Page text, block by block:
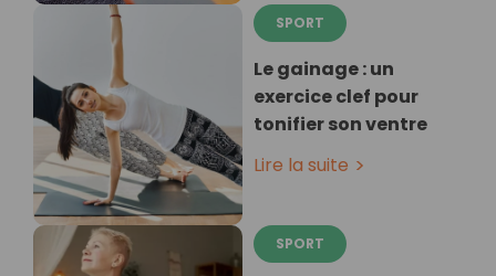
SPORT
Le gainage : un
exercice clef pour
tonifier son ventre
Lire la suite
SPORT